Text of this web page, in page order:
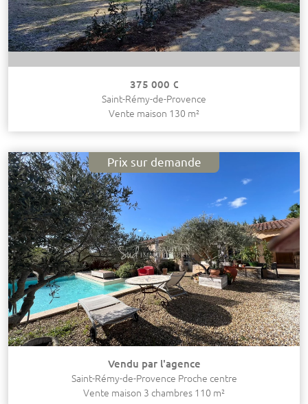
375 000 €
Saint-Rémy-de-Provence
Vente maison 130 m²
Prix sur demande
Vendu par l'agence
Saint-Rémy-de-Provence Proche centre
Vente maison 3 chambres 110 m²